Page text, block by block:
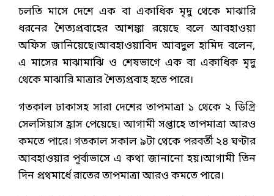
চলতি মাসে দেশে এক বা একাধিক মৃদু থেকে মাঝারি
ধরনের শৈত্যপ্রবাহের আশঙ্কা রয়েছে বলে আবহাওয়া
অফিস জানিয়েছে।আবহাওয়াবিদ আবদুল হামিদ বলেন,
এ মাসের মাঝামাঝি ও শেষভাগে এক বা একাধিক মৃদু
থেকে মাঝারি মাত্রার শৈত্যপ্রবাহ হতে পারে।
গতকাল ঢাকাসহ সারা দেশের তাপমাত্রা ১ থেকে ২ ডিগ্রি
সেলসিয়াস হ্রাস পেয়েছে। আগামী সপ্তাহে তাপমাত্রা আরও
কমতে পারে। গতকাল সকাল ৯টা থেকে পরবর্তী ২৪ ঘণ্টার
আবহাওয়ার পূর্বাভাসে এ কথা জানানো হয়।আগামী তিন
দিন প্রথমার্ধে রাতের তাপমাত্রা আরও কমতে পারে।